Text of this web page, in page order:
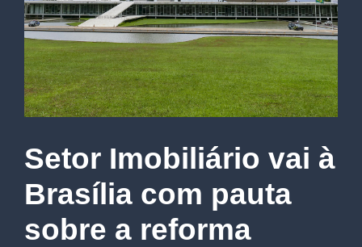
Setor Imobiliário vai à
Brasília com pauta
sobre a reforma